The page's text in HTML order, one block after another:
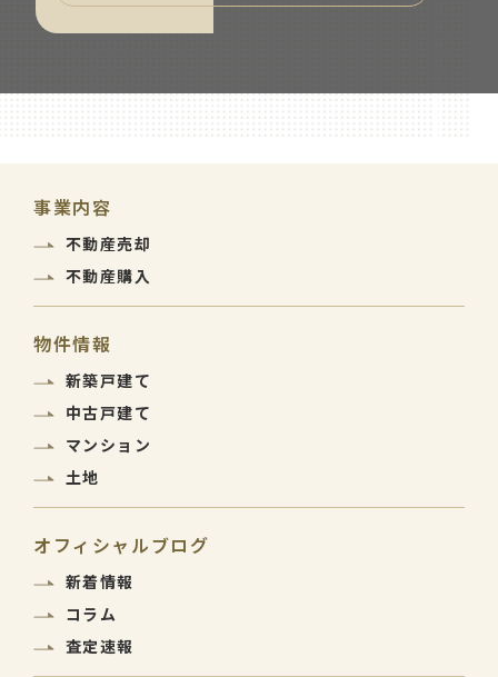
事業内容
不動産売却
不動産購入
物件情報
新築戸建て
中古戸建て
マンション
土地
オフィシャルブログ
新着情報
コラム
査定速報